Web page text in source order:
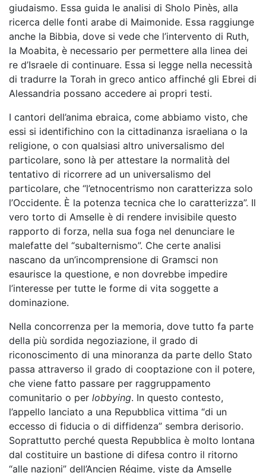
giudaismo. Essa guida le analisi di Sholo Pinès, alla
ricerca delle fonti arabe di Maimonide. Essa raggiunge
anche la Bibbia, dove si vede che l’intervento di Ruth,
la Moabita, è necessario per permettere alla linea dei
re d’Israele di continuare. Essa si legge nella necessità
di tradurre la Torah in greco antico affinché gli Ebrei di
Alessandria possano accedere ai propri testi.
I cantori dell’anima ebraica, come abbiamo visto, che
essi si identifichino con la cittadinanza israeliana o la
religione, o con qualsiasi altro universalismo del
particolare, sono là per attestare la normalità del
tentativo di ricorrere ad un universalismo del
particolare, che “l’etnocentrismo non caratterizza solo
l’Occidente. È la potenza tecnica che lo caratterizza”. Il
vero torto di Amselle è di rendere invisibile questo
rapporto di forza, nella sua foga nel denunciare le
malefatte del “subalternismo”. Che certe analisi
nascano da un’incomprensione di Gramsci non
esaurisce la questione, e non dovrebbe impedire
l’interesse per tutte le forme di vita soggette a
dominazione.
Nella concorrenza per la memoria, dove tutto fa parte
della più sordida negoziazione, il grado di
riconoscimento di una minoranza da parte dello Stato
passa attraverso il grado di cooptazione con il potere,
che viene fatto passare per raggruppamento
comunitario o per lobbying. In questo contesto,
l’appello lanciato a una Repubblica vittima “di un
eccesso di fiducia o di diffidenza” sembra derisorio.
Soprattutto perché questa Repubblica è molto lontana
dal costituire un bastione di difesa contro il ritorno
“alle nazioni” dell’Ancien Régime, viste da Amselle